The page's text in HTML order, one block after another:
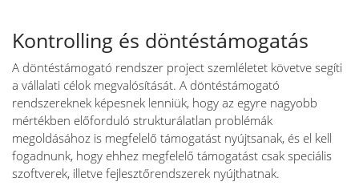
Kontrolling és döntéstámogatás
A döntéstámogató rendszer project szemléletet követve segíti
a vállalati célok megvalósítását. A döntéstámogató
rendszereknek képesnek lenniük, hogy az egyre nagyobb
mértékben előforduló strukturálatlan problémák
megoldásához is megfelelő támogatást nyújtsanak, és el kell
fogadnunk, hogy ehhez megfelelő támogatást csak speciális
szoftverek, illetve fejlesztőrendszerek nyújthatnak.